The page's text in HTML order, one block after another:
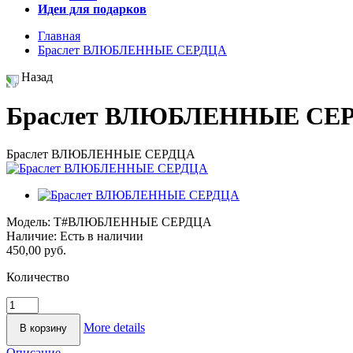
Идеи для подарков
Главная
Браслет ВЛЮБЛЕННЫЕ СЕРДЦА
Назад
Браслет ВЛЮБЛЕННЫЕ
Браслет ВЛЮБЛЕННЫЕ СЕРДЦА
Модель: Т#ВЛЮБЛЕННЫЕ СЕРДЦА
Наличие: Есть в наличии
450,00 руб.
Количество
More details